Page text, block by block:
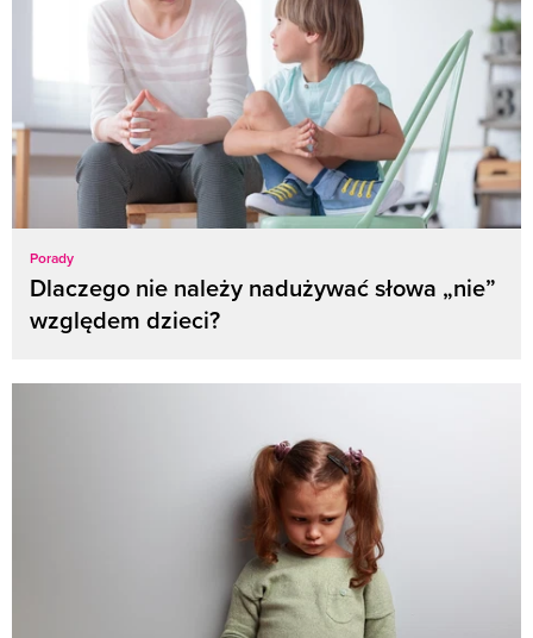
Porady
Dlaczego nie należy nadużywać słowa „nie”
względem dzieci?